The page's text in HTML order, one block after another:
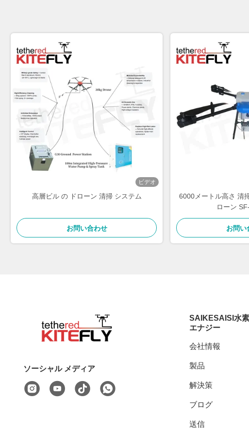
ビデオ
高層ビル の ドローン 清掃 システム
お問い合わせ
6000メートル高さ 清
ローン
お問い
ソーシャル メディア
SAIKESAISI水素
エナジー
会社情報
製品
解決策
ブログ
送信